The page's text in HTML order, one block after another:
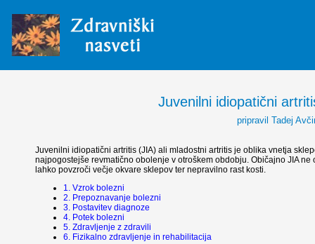
Juvenilni idiopatični
pripravil Tadej
Juvenilni idiopatični artritis (JIA) ali mladostni artritis je oblika vnetja
najpogostejše revmatično obolenje v otroškem obdobju. Običajno JIA
lahko povzroči večje okvare sklepov ter nepravilno rast kosti.
1. Vzrok bolezni
2. Prepoznavanje bolezni
3. Postavitev diagnoze
4. Potek bolezni
5. Zdravljenje z zdravili
6. Fizikalno zdravljenje in rehabilitacija